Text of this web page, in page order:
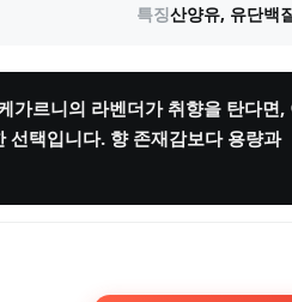
특징산양유, 유단백
가르니의 라벤더가 취향을 탄다면,
선택입니다. 향 존재감보다 용량과